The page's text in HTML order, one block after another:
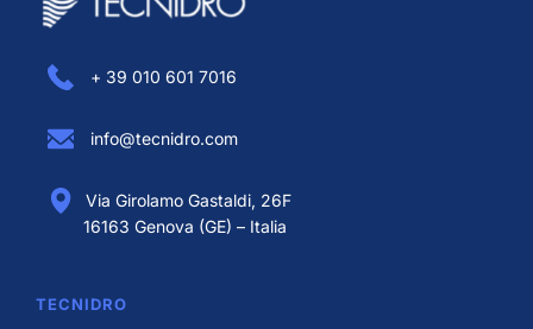
+ 39 010 601 7016
info@tecnidro.com
Via Girolamo Gastaldi, 26F
16163 Genova (GE) – Italia
TECNIDRO